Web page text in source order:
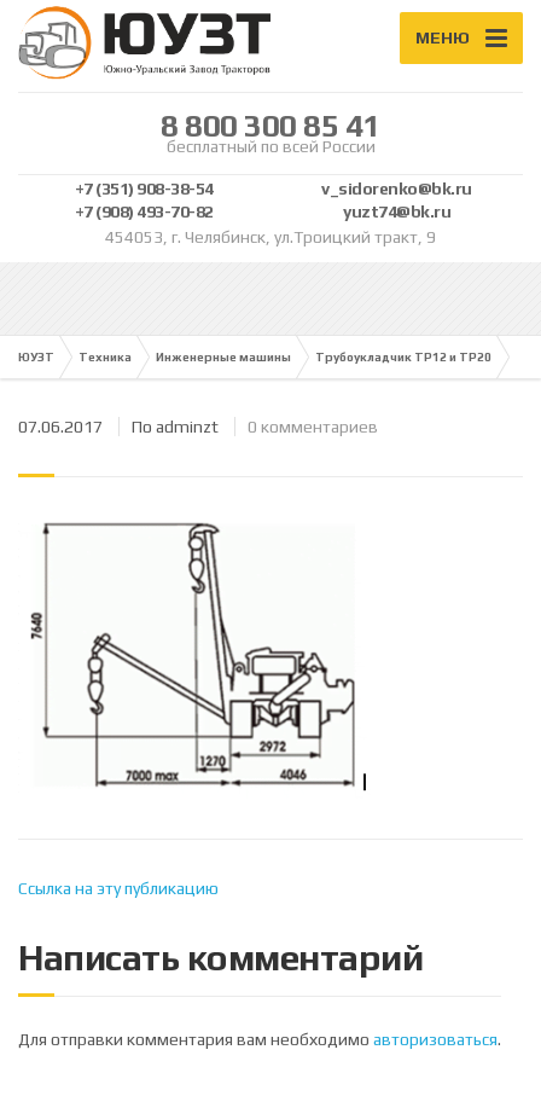
МЕНЮ
8 800 300 85 41
бесплатный по всей России
+7 (351) 908-38-54
+7 (908) 493-70-82
v_sidorenko@bk.ru
yuzt74@bk.ru
454053, г. Челябинск, ул.Троицкий тракт, 9
ЮУЗТ Техника Инженерные машины Трубоукладчик ТР12 и ТР20
07.06.2017 По adminzt 0 комментариев
Ссылка на эту публикацию
Написать комментарий
Для отправки комментария вам необходимо авторизоваться.